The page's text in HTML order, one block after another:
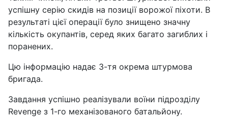
успішну серію скидів на позиції ворожої піхоти. В
результаті цієї операції було знищено значну
кількість окупантів, серед яких багато загиблих і
поранених.
Цю інформацію надає 3-тя окрема штурмова
бригада.
Завдання успішно реалізували воїни підрозділу
Revenge з 1-го механізованого батальйону.